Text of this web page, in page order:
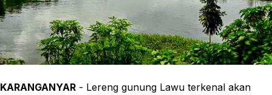
KARANGANYAR - Lereng gunung Lawu terkenal akan